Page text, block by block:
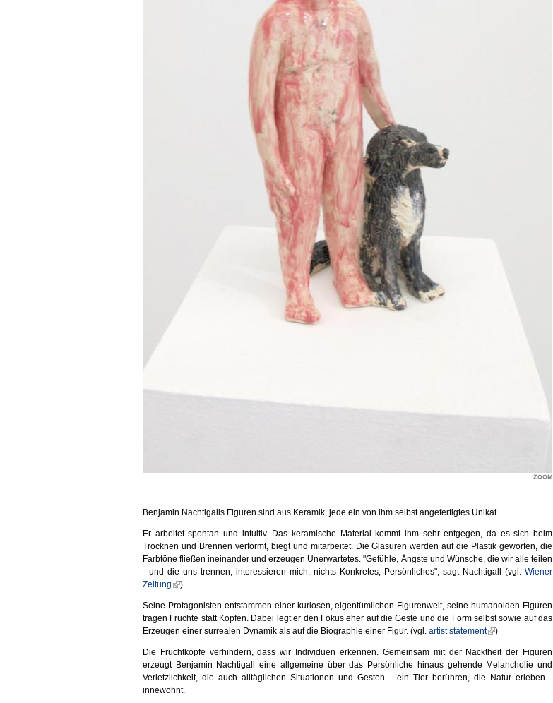
Benjamin Nachtigalls Figuren sind aus Keramik, jede ein von ihm selbst angefertigtes Unikat.
Er arbeitet spontan und intuitiv. Das keramische Material kommt ihm sehr entgegen, da es sich beim
Trocknen und Brennen verformt, biegt und mitarbeitet. Die Glasuren werden auf die Plastik geworfen, die
Farbtöne fließen ineinander und erzeugen Unerwartetes. "Gefühle, Ängste und Wünsche, die wir alle teilen
- und die uns trennen, interessieren mich, nichts Konkretes, Persönliches", sagt Nachtigall (vgl. Wiener
Zeitung
)
Seine Protagonisten entstammen einer kuriosen, eigentümlichen Figurenwelt, seine humanoiden Figuren
tragen Früchte statt Köpfen. Dabei legt er den Fokus eher auf die Geste und die Form selbst sowie auf das
Erzeugen einer surrealen Dynamik als auf die Biographie einer Figur. (vgl. artist statement )
Die Fruchtköpfe verhindern, dass wir Individuen erkennen. Gemeinsam mit der Nacktheit der Figuren
erzeugt Benjamin Nachtigall eine allgemeine über das Persönliche hinaus gehende Melancholie und
Verletzlichkeit, die auch alltäglichen Situationen und Gesten - ein Tier berühren, die Natur erleben -
innewohnt.